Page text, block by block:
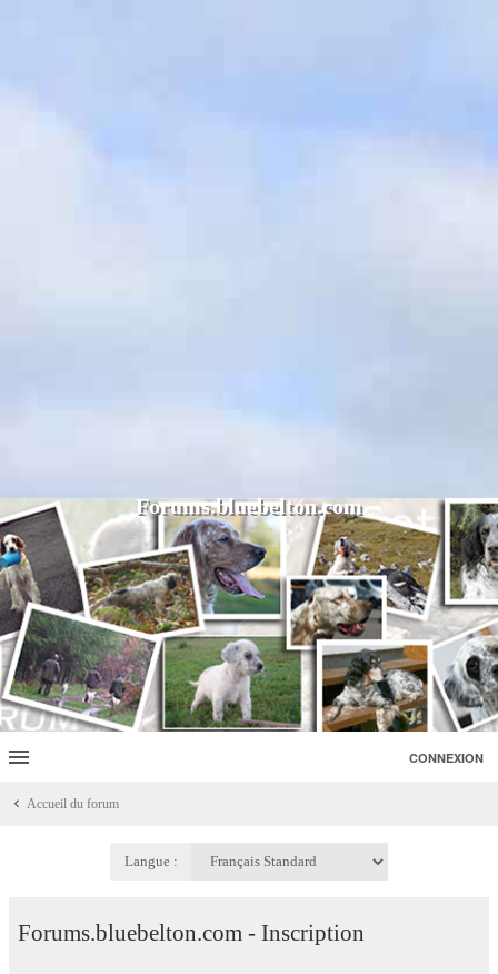
Forums.bluebelton.com
CONNEXION
Accueil du forum
Langue :
Forums.bluebelton.com - Inscription